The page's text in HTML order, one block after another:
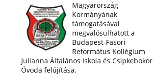
Magyarország
Kormányának
támogatásával
megvalósulhatott a
Budapest-Fasori
Református Kollégium
Julianna Általános Iskola és Csipkebokor
Óvoda felújítása.